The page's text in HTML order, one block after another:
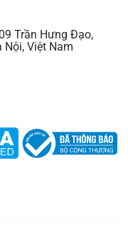
Trần Hưng Đạo,
Nội, Việt Nam